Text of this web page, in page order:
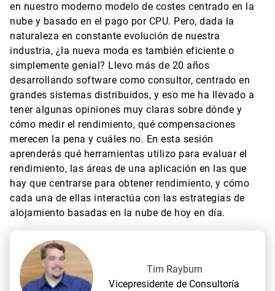
en nuestro moderno modelo de costes centrado en la
nube y basado en el pago por CPU. Pero, dada la
naturaleza en constante evolución de nuestra
industria, ¿la nueva moda es también eficiente o
simplemente genial? Llevo más de 20 años
desarrollando software como consultor, centrado en
grandes sistemas distribuidos, y eso me ha llevado a
tener algunas opiniones muy claras sobre dónde y
cómo medir el rendimiento, qué compensaciones
merecen la pena y cuáles no. En esta sesión
aprenderás qué herramientas utilizo para evaluar el
rendimiento, las áreas de una aplicación en las que
hay que centrarse para obtener rendimiento, y cómo
cada una de ellas interactúa con las estrategias de
alojamiento basadas en la nube de hoy en día.
Tim Rayburn
Vicepresidente de Consultoría